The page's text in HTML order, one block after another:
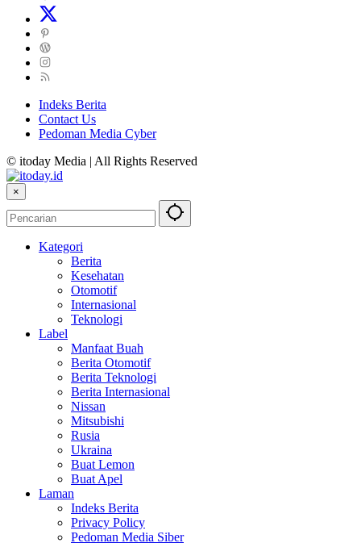
Indeks Berita
Contact Us
Pedoman Media Cyber
© itoday Media | All Rights Reserved
×
Kategori
Berita
Kesehatan
Otomotif
Internasional
Teknologi
Label
Manfaat Buah
Berita Otomotif
Berita Teknologi
Berita Internasional
Nissan
Mitsubishi
Rusia
Ukraina
Buat Lemon
Buat Apel
Laman
Indeks Berita
Privacy Policy
Pedoman Media Siber